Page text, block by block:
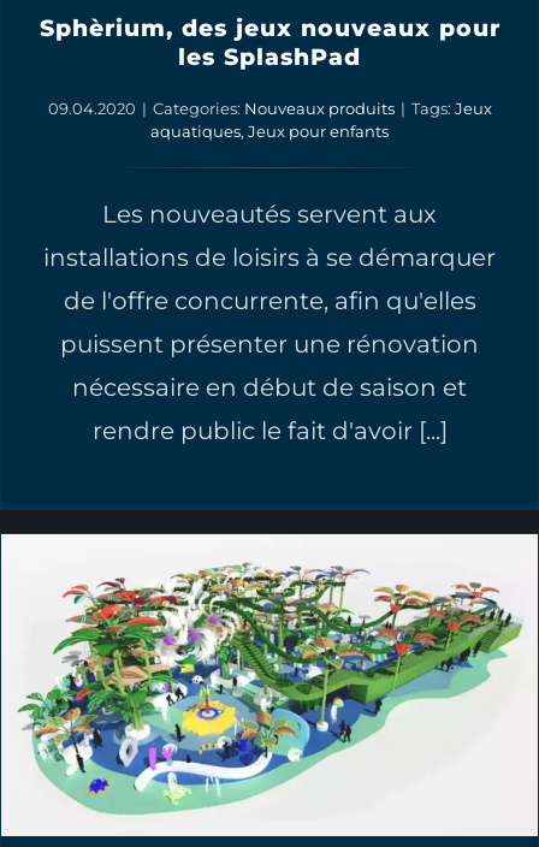
Sphèrium, des jeux nouveaux pour
les SplashPad
09.04.2020 | Categories: Nouveaux produits | Tags: Jeux
aquatiques, Jeux pour enfants
Les nouveautés servent aux
installations de loisirs à se démarquer
de l'offre concurrente, afin qu'elles
puissent présenter une rénovation
nécessaire en début de saison et
rendre public le fait d'avoir [...]